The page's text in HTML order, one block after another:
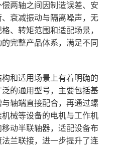
两轴之间因制造误差、安
衰减振动与隔离噪声，无
、转矩范围和适配场景，
完整产品体系，满足不同
和适用场景上有着明确的
的通用型号，主要包括基
轴端直接配合，再通过螺
械等设备的电机与工作机
动半联轴器，适配设备布
兰联接，进一步提升了连